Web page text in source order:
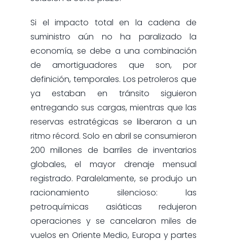
Si el impacto total en la cadena de
suministro aún no ha paralizado la
economía, se debe a una combinación
de amortiguadores que son, por
definición, temporales. Los petroleros que
ya estaban en tránsito siguieron
entregando sus cargas, mientras que las
reservas estratégicas se liberaron a un
ritmo récord. Solo en abril se consumieron
200 millones de barriles de inventarios
globales, el mayor drenaje mensual
registrado. Paralelamente, se produjo un
racionamiento silencioso: las
petroquímicas asiáticas redujeron
operaciones y se cancelaron miles de
vuelos en Oriente Medio, Europa y partes